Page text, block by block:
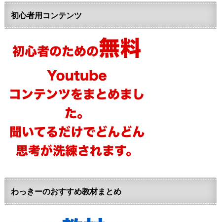
初心者用コンテンツ
わっきーのおすすめ教材まとめ